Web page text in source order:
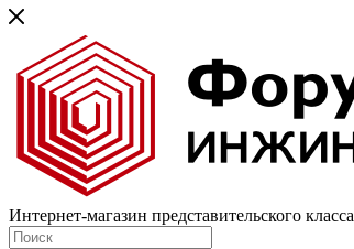
Интернет-магазин представительского класса